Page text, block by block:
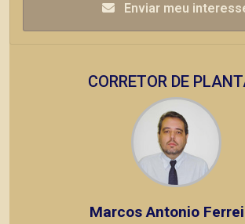
Enviar meu
CORRETOR DE
Marcos Antonio